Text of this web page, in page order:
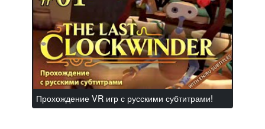
Прохождение VR игр с русскими субтитрами!